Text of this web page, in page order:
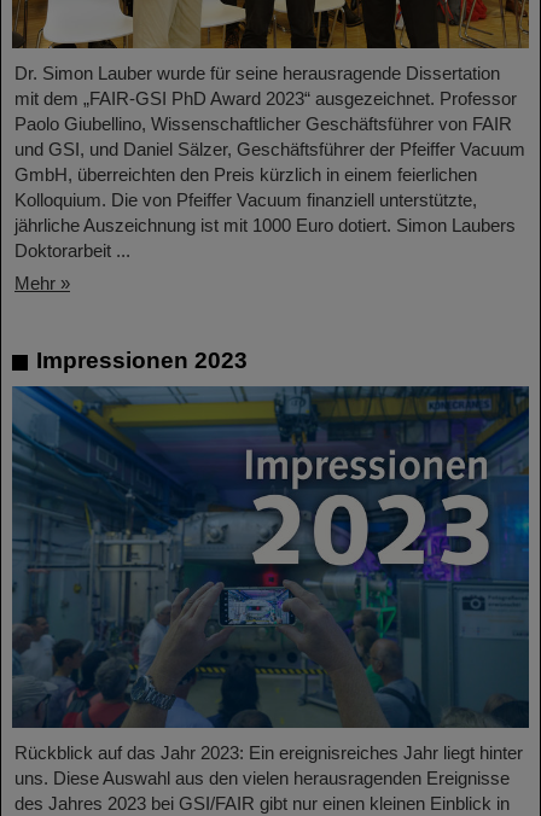
Dr. Simon Lauber wurde für seine herausragende Dissertation
mit dem „FAIR-GSI PhD Award 2023“ ausgezeichnet. Professor
Paolo Giubellino, Wissenschaftlicher Geschäftsführer von FAIR
und GSI, und Daniel Sälzer, Geschäftsführer der Pfeiffer Vacuum
GmbH, überreichten den Preis kürzlich in einem feierlichen
Kolloquium. Die von Pfeiffer Vacuum finanziell unterstützte,
jährliche Auszeichnung ist mit 1000 Euro dotiert. Simon Laubers
Doktorarbeit ...
Mehr »
Impressionen 2023
Rückblick auf das Jahr 2023: Ein ereignisreiches Jahr liegt hinter
uns. Diese Auswahl aus den vielen herausragenden Ereignisse
des Jahres 2023 bei GSI/FAIR gibt nur einen kleinen Einblick in